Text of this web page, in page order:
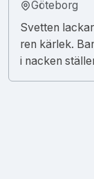
Göteborg
Svetten
ren kärlek.
i nacken